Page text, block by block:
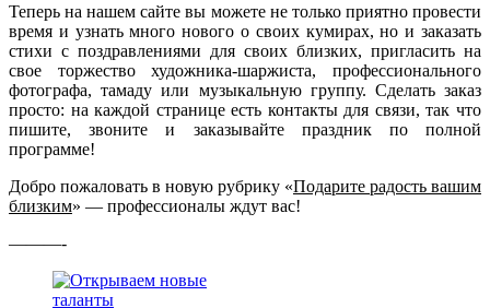
Теперь на нашем сайте вы можете не только приятно провести
время и узнать много нового о своих кумирах, но и заказать
стихи с поздравлениями для своих близких, пригласить на
свое торжество художника-шаржиста, профессионального
фотографа, тамаду или музыкальную группу. Сделать заказ
просто: на каждой странице есть контакты для связи, так что
пишите, звоните и заказывайте праздник по полной
программе!
Добро пожаловать в новую рубрику «Подарите радость вашим
близким» — профессионалы ждут вас!
———-